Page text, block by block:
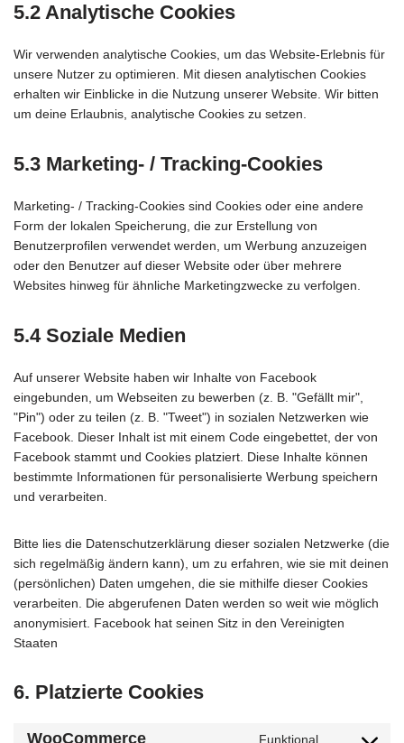
5.2 Analytische Cookies
Wir verwenden analytische Cookies, um das Website-Erlebnis für
unsere Nutzer zu optimieren. Mit diesen analytischen Cookies
erhalten wir Einblicke in die Nutzung unserer Website. Wir bitten
um deine Erlaubnis, analytische Cookies zu setzen.
5.3 Marketing- / Tracking-Cookies
Marketing- / Tracking-Cookies sind Cookies oder eine andere
Form der lokalen Speicherung, die zur Erstellung von
Benutzerprofilen verwendet werden, um Werbung anzuzeigen
oder den Benutzer auf dieser Website oder über mehrere
Websites hinweg für ähnliche Marketingzwecke zu verfolgen.
5.4 Soziale Medien
Auf unserer Website haben wir Inhalte von Facebook
eingebunden, um Webseiten zu bewerben (z. B. "Gefällt mir",
"Pin") oder zu teilen (z. B. "Tweet") in sozialen Netzwerken wie
Facebook. Dieser Inhalt ist mit einem Code eingebettet, der von
Facebook stammt und Cookies platziert. Diese Inhalte können
bestimmte Informationen für personalisierte Werbung speichern
und verarbeiten.
Bitte lies die Datenschutzerklärung dieser sozialen Netzwerke (die
sich regelmäßig ändern kann), um zu erfahren, wie sie mit deinen
(persönlichen) Daten umgehen, die sie mithilfe dieser Cookies
verarbeiten. Die abgerufenen Daten werden so weit wie möglich
anonymisiert. Facebook hat seinen Sitz in den Vereinigten
Staaten
6. Platzierte Cookies
WooCommerce Funktional